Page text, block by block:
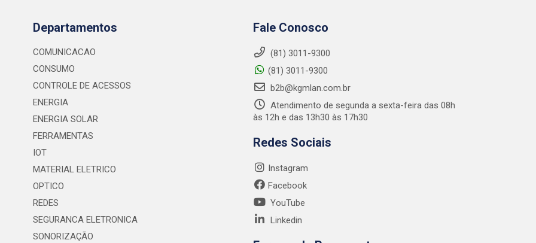
Departamentos
COMUNICACAO
CONSUMO
CONTROLE DE ACESSOS
ENERGIA
ENERGIA SOLAR
FERRAMENTAS
IOT
MATERIAL ELETRICO
OPTICO
REDES
SEGURANCA ELETRONICA
SONORIZAÇÃO
Fale Conosco
(81) 3011-9300
(81) 3011-9300
b2b@kgmlan.com.br
Atendimento de segunda a sexta-feira das 08h
às 12h e das 13h30 às 17h30
Redes Sociais
Instagram
Facebook
YouTube
Linkedin